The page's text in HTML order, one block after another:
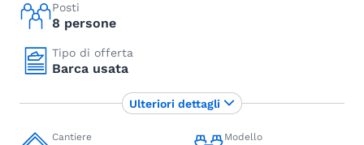
Posti
8 persone
Tipo di offerta
Barca usata
Cantiere Modello
Ulteriori dettagli